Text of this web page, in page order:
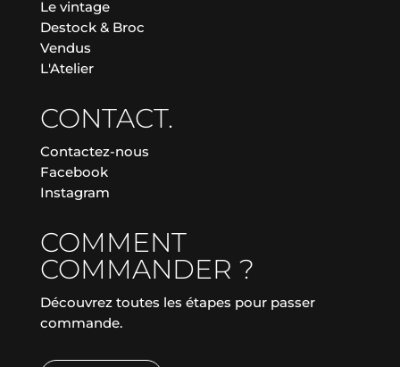
Le vintage
Destock & Broc
Vendus
L'Atelier
CONTACT.
Contactez-nous
Facebook
Instagram
COMMENT
COMMANDER ?
Découvrez toutes les étapes pour passer
commande.